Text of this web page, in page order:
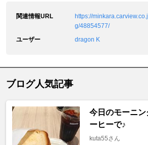
関連情報URL
https://
g/48854577/
ユーザー
dragon K
ブログ人気記事
今日のモーニ
ーヒーで♪
kuta55さん